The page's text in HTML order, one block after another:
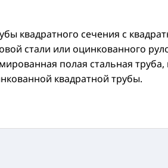
квадратного сечения с
стали или оцинкованного
полая стальная
квадратной трубы.